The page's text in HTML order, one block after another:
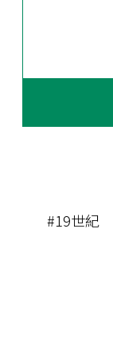
#19世紀